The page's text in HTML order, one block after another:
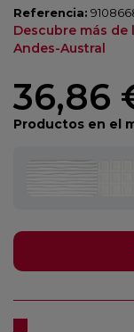
Referencia:
Descubre más
Andes-Austral
36,86
Productos en el